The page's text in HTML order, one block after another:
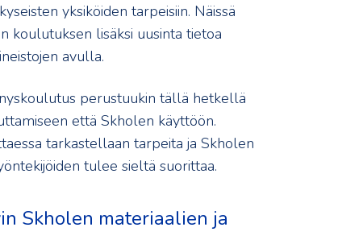
yksiköiden tarpeisiin. Näissä
koulutuksen lisäksi uusinta tietoa
avulla.
perustuukin tällä hetkellä
että Skholen käyttöön.
tarkastellaan tarpeita ja Skholen
tulee sieltä suorittaa.
Skholen materiaalien ja